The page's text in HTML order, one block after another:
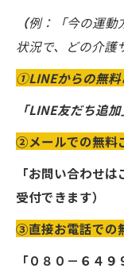
（例：「今の運動
状況で、どの介護
①LINEからの無料
「LINE友だち追
②メールでの無料
「お問い合わせ
受付できます）
③直接お電話での
「０８０－６４９